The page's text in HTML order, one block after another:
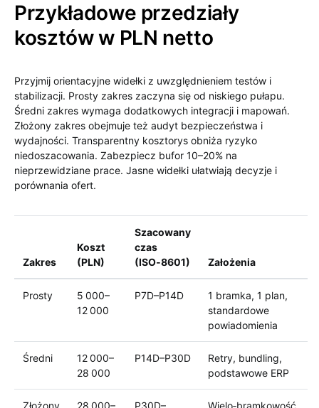
Przykładowe przedziały
kosztów w PLN netto
Przyjmij orientacyjne widełki z uwzględnieniem testów i
stabilizacji. Prosty zakres zaczyna się od niskiego pułapu.
Średni zakres wymaga dodatkowych integracji i mapowań.
Złożony zakres obejmuje też audyt bezpieczeństwa i
wydajności. Transparentny kosztorys obniża ryzyko
niedoszacowania. Zabezpiecz bufor 10–20% na
nieprzewidziane prace. Jasne widełki ułatwiają decyzje i
porównania ofert.
Zakres
Koszt
(PLN)
Szacowany
czas
(ISO‑8601)
Założenia
Prosty
5 000–
12 000
P7D–P14D
1 bramka, 1 plan,
standardowe
powiadomienia
Średni
12 000–
28 000
P14D–P30D
Retry, bundling,
podstawowe ERP
Złożony 28 000– P30D– Wielo‑bramkowość,